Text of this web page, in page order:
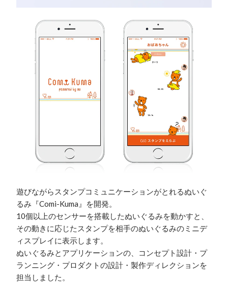
遊びながらスタンプコミュニケーションがとれるぬいぐ
るみ『Comi-Kuma』を開発。
10個以上のセンサーを搭載したぬいぐるみを動かすと、
その動きに応じたスタンプを相手のぬいぐるみのミニデ
ィスプレイに表示します。
ぬいぐるみとアプリケーションの、コンセプト設計・プ
ランニング・プロダクトの設計・製作ディレクションを
担当しました。